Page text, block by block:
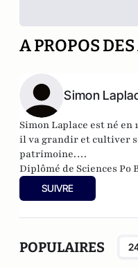
A PROPOS
Simon
Simon Laplace est né en
il va grandir et cultiver
patrimoine.
Diplômé de Sciences Po
l’ESCP, ce haut-
d’Histoire est, depuis
SUIVRE
POPULAIRES